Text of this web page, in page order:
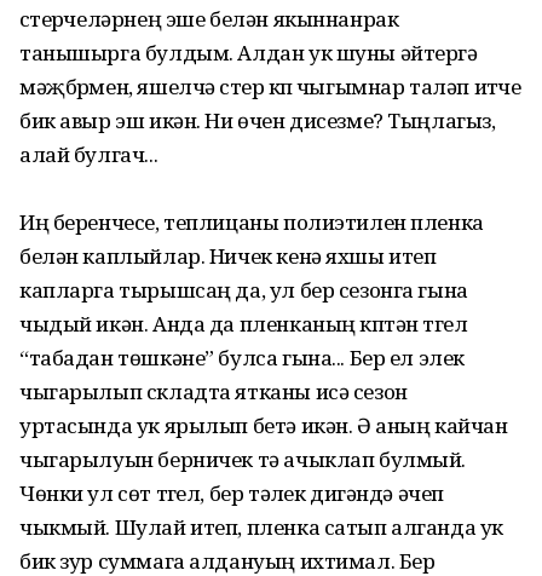
үстерүчеләрнең эше белән якыннанрак
танышырга булдым. Алдан ук шуны әйтергә
мәҗбүрмен, яшелчә үстерү күп чыгымнар таләп итүче
бик авыр эш икән. Ни өчен дисезме? Тыңлагыз,
алай булгач...
Иң беренчесе, теплицаны полиэтилен пленка
белән каплыйлар. Ничек кенә яхшы итеп
капларга тырышсаң да, ул бер сезонга гына
чыдый икән. Анда да пленканың күптән түгел
“табадан төшкәне” булса гына... Бер ел элек
чыгарылып складта ятканы исә сезон
уртасында ук ярылып бетә икән. Ә аның кайчан
чыгарылуын берничек тә ачыклап булмый.
Чөнки ул сөт түгел, бер тәүлек дигәндә әчеп
чыкмый. Шулай итеп, пленка сатып алганда ук
бик зур суммага алдануың ихтимал. Бер